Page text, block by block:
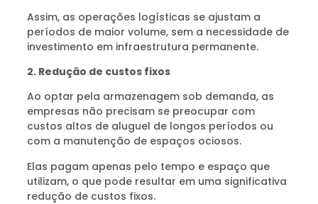
Assim, as operações logísticas se ajustam a
períodos de maior volume, sem a necessidade de
investimento em infraestrutura permanente.
2. Redução de custos fixos
Ao optar pela armazenagem sob demanda, as
empresas não precisam se preocupar com
custos altos de aluguel de longos períodos ou
com a manutenção de espaços ociosos.
Elas pagam apenas pelo tempo e espaço que
utilizam, o que pode resultar em uma significativa
redução de custos fixos.